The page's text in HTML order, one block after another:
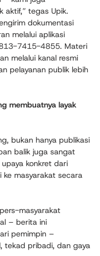
aktif,” tegas Upik.
dokumentasi
melalui aplikasi
7415-4855. Materi
melalui kanal resmi
pelayanan publik lebih
membuatnya layak
bukan hanya publikasi
balik juga sangat
konkret dari
masyarakat secara
masyarakat
– berita ini
pemimpin –
tekad pribadi, dan gaya